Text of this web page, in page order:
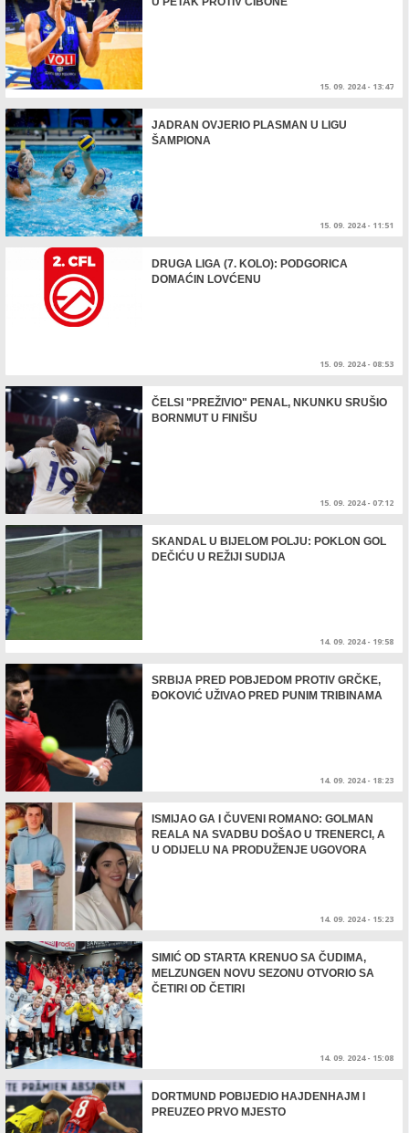
15. 09. 2024 - 13:47
JADRAN OVJERIO PLASMAN U LIGU
ŠAMPIONA
15. 09. 2024 - 11:51
DRUGA LIGA (7. KOLO): PODGORICA
DOMAĆIN LOVĆENU
15. 09. 2024 - 08:53
ČELSI "PREŽIVIO" PENAL, NKUNKU SRUŠIO
BORNMUT U FINIŠU
15. 09. 2024 - 07:12
SKANDAL U BIJELOM POLJU: POKLON GOL
DEČIĆU U REŽIJI SUDIJA
14. 09. 2024 - 19:58
SRBIJA PRED POBJEDOM PROTIV GRČKE,
ĐOKOVIĆ UŽIVAO PRED PUNIM TRIBINAMA
14. 09. 2024 - 18:23
ISMIJAO GA I ČUVENI ROMANO: GOLMAN
REALA NA SVADBU DOŠAO U TRENERCI, A
U ODIJELU NA PRODUŽENJE UGOVORA
14. 09. 2024 - 15:23
SIMIĆ OD STARTA KRENUO SA ČUDIMA,
MELZUNGEN NOVU SEZONU OTVORIO SA
ČETIRI OD ČETIRI
14. 09. 2024 - 15:08
DORTMUND POBIJEDIO HAJDENHAJM I
PREUZEO PRVO MJESTO